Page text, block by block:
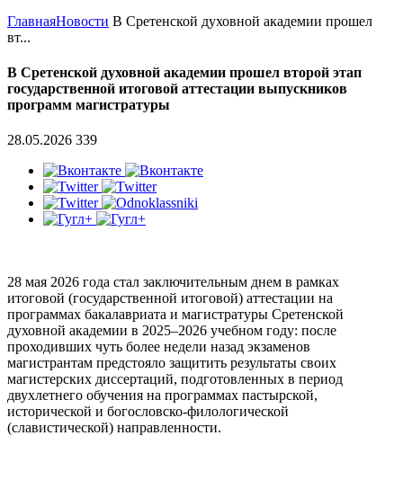
ГлавнаяНовости В Сретенской духовной академии прошел
вт...
В Сретенской духовной академии прошел второй этап
государственной итоговой аттестации выпускников
программ магистратуры
28.05.2026 339
28 мая 2026 года стал заключительным днем в рамках
итоговой (государственной итоговой) аттестации на
программах бакалавриата и магистратуры Сретенской
духовной академии в 2025–2026 учебном году: после
проходивших чуть более недели назад экзаменов
магистрантам предстояло защитить результаты своих
магистерских диссертаций, подготовленных в период
двухлетнего обучения на программах пастырской,
исторической и богословско-филологической
(славистической) направленности.